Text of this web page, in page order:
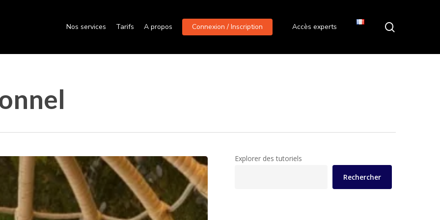
Nos services Tarifs A propos Connexion / Inscription Accès experts
Explorer des tutoriels
Rechercher